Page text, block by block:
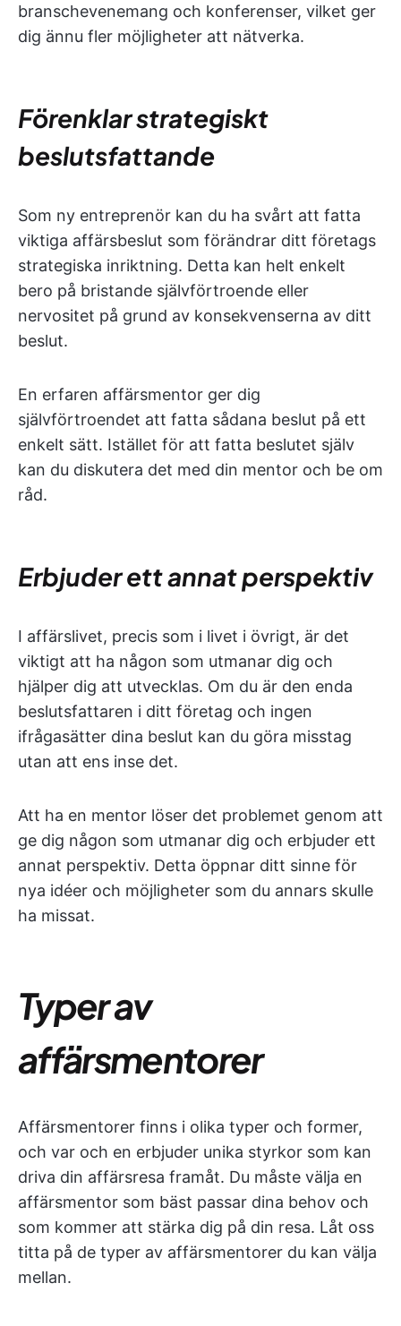
branschevenemang och konferenser, vilket ger
dig ännu fler möjligheter att nätverka.
Förenklar strategiskt
beslutsfattande
Som ny entreprenör kan du ha svårt att fatta
viktiga affärsbeslut som förändrar ditt företags
strategiska inriktning. Detta kan helt enkelt
bero på bristande självförtroende eller
nervositet på grund av konsekvenserna av ditt
beslut.
En erfaren affärsmentor ger dig
självförtroendet att fatta sådana beslut på ett
enkelt sätt. Istället för att fatta beslutet själv
kan du diskutera det med din mentor och be om
råd.
Erbjuder ett annat perspektiv
I affärslivet, precis som i livet i övrigt, är det
viktigt att ha någon som utmanar dig och
hjälper dig att utvecklas. Om du är den enda
beslutsfattaren i ditt företag och ingen
ifrågasätter dina beslut kan du göra misstag
utan att ens inse det.
Att ha en mentor löser det problemet genom att
ge dig någon som utmanar dig och erbjuder ett
annat perspektiv. Detta öppnar ditt sinne för
nya idéer och möjligheter som du annars skulle
ha missat.
Typer av
affärsmentorer
Affärsmentorer finns i olika typer och former,
och var och en erbjuder unika styrkor som kan
driva din affärsresa framåt. Du måste välja en
affärsmentor som bäst passar dina behov och
som kommer att stärka dig på din resa. Låt oss
titta på de typer av affärsmentorer du kan välja
mellan.